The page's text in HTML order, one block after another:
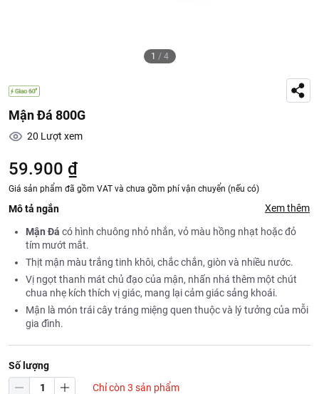
1 / 4
Mận Đá 800G
20 Lượt xem
59.900 ₫
Giá sản phẩm đã gồm VAT và chưa gồm phí vận chuyển (nếu có)
Mô tả ngắn Xem thêm
Mận Đá có hình chuông nhỏ nhắn, vỏ màu hồng nhạt hoặc đỏ
tím mướt mắt.
Thịt mận màu trắng tinh khôi, chắc chắn, giòn và nhiều nước.
Vị ngọt thanh mát chủ đạo của mận, nhấn nhá thêm một chút
chua nhẹ kích thích vị giác, mang lại cảm giác sảng khoái.
Mận là món trái cây tráng miệng quen thuộc và lý tưởng của mỗi
gia đình.
Số lượng
Chỉ còn 3 sản phẩm